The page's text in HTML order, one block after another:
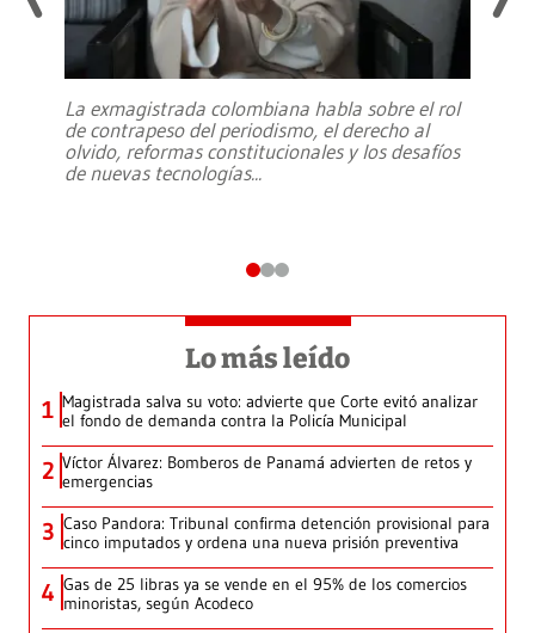
La exmagistrada colombiana habla sobre el rol
de contrapeso del periodismo, el derecho al
olvido, reformas constitucionales y los desafíos
de nuevas tecnologías...
Lo más leído
1 Magistrada salva su voto: advierte que Corte evitó analizar
el fondo de demanda contra la Policía Municipal
2 Víctor Álvarez: Bomberos de Panamá advierten de retos y
emergencias
3 Caso Pandora: Tribunal confirma detención provisional para
cinco imputados y ordena una nueva prisión preventiva
4 Gas de 25 libras ya se vende en el 95% de los comercios
minoristas, según Acodeco